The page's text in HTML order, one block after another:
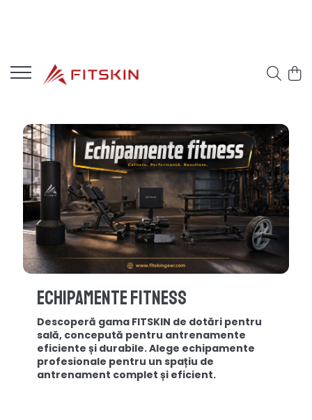
Echipamente Fitness
Descoperă gama FITSKIN de dotări pentru
sală, concepută pentru antrenamente
eficiente și durabile. Alege echipamente
profesionale pentru un spațiu de
antrenament complet și eficient.